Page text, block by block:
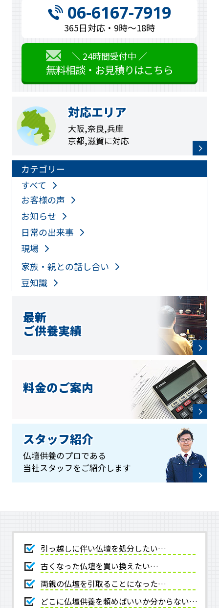
06-6167-7919
365日対応・9時〜18時
＼ 24時間受付中 ／
無料相談・お見積りはこちら
対応エリア
大阪,奈良,兵庫
京都,滋賀に対応
カテゴリー
すべて
お客様の声
お知らせ
日常の出来事
現場
家族・親との話し合い
豆知識
最新
ご供養実績
料金のご案内
スタッフ紹介
仏壇供養のプロである
当社スタッフをご紹介します
引っ越しに伴い仏壇を処分したい…
古くなった仏壇を買い換えたい…
両親の仏壇を引取ることになった…
どこに仏壇供養を頼めばいいか分からない…